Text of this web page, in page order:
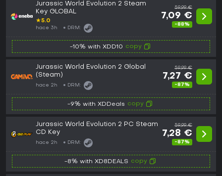
Jurassic World Evolution 2 Steam
Key GLOBAL
★5.0
hace 3h DRM:
59,99 €
7,09 €
-88%
-10% with XDD10 copy
Jurassic World Evolution 2 Global
(Steam)
hace 2h DRM:
59,99 €
7,27 €
-87%
-9% with XDDeals copy
Jurassic World Evolution 2 PC Steam
CD Key
hace 2h DRM:
59,99 €
7,28 €
-87%
-8% with XD8DEALS copy